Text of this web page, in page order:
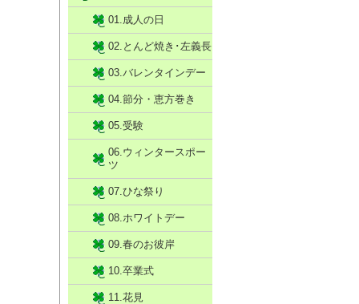
01.成人の日
02.とんど焼き･左義長
03.バレンタインデー
04.節分・恵方巻き
05.受験
06.ウィンタースポー
ツ
07.ひな祭り
08.ホワイトデー
09.春のお彼岸
10.卒業式
11.花見